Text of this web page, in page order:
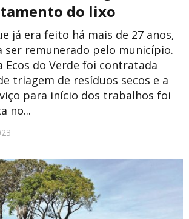
do lixo
já era feito há mais de 27 anos,
ser remunerado pelo município.
Ecos do Verde foi contratada
triagem de resíduos secos e a
para início dos trabalhos foi
no...